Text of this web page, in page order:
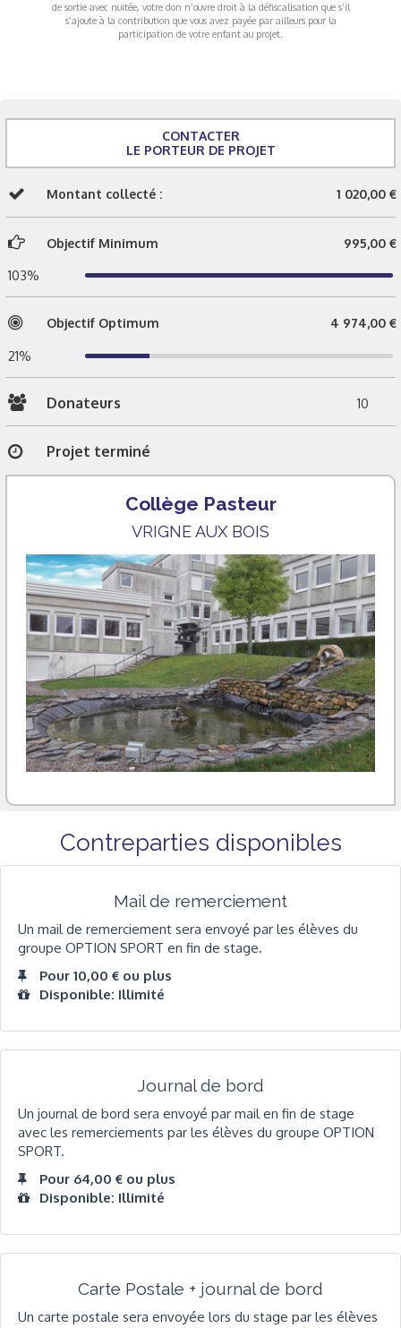
de sortie avec nuitée, votre don n’ouvre droit à la défiscalisation que s’il
s’ajoute à la contribution que vous avez payée par ailleurs pour la
participation de votre enfant au projet.
CONTACTER
LE PORTEUR DE PROJET
Montant collecté : 1 020,00 €
Objectif Minimum 995,00 €
103%
Objectif Optimum 4 974,00 €
21%
Donateurs 10
Projet terminé
Collège Pasteur
VRIGNE AUX BOIS
Contreparties disponibles
Mail de remerciement
Un mail de remerciement sera envoyé par les élèves du
groupe OPTION SPORT en fin de stage.
Pour 10,00 € ou plus
Disponible: Illimité
Journal de bord
Un journal de bord sera envoyé par mail en fin de stage
avec les remerciements par les élèves du groupe OPTION
SPORT.
Pour 64,00 € ou plus
Disponible: Illimité
Carte Postale + journal de bord
Un carte postale sera envoyée lors du stage par les élèves